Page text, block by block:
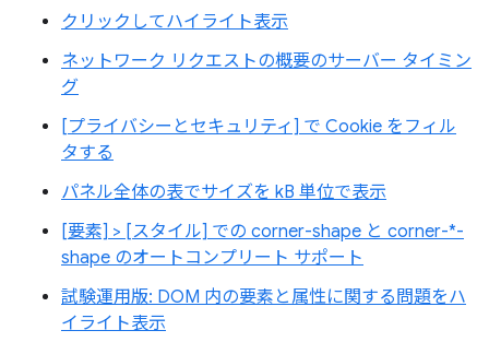
クリックしてハイライト表示
ネットワーク リクエストの概要のサーバー タイミン
グ
[プライバシーとセキュリティ] で Cookie をフィル
タする
パネル全体の表でサイズを kB 単位で表示
[要素] > [スタイル] での corner-shape と corner-*-
shape のオートコンプリート サポート
試験運用版: DOM 内の要素と属性に関する問題をハ
イライト表示